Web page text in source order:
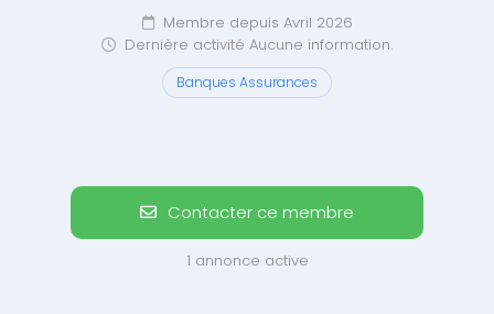
Membre depuis Avril 2026
Dernière activité Aucune information.
Banques Assurances
Contacter ce membre
1 annonce active